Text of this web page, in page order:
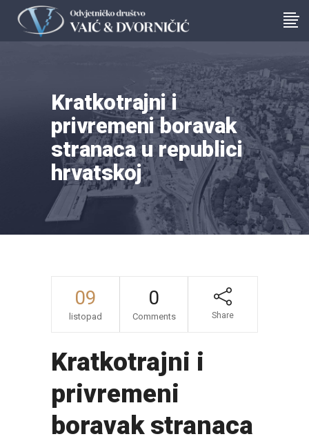
Kratkotrajni i
privremeni boravak
stranaca u republici
hrvatskoj
09
listopad
0
Comments Share
Kratkotrajni i
privremeni
boravak stranaca